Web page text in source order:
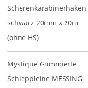
Scherenkarabinerhaken,
schwarz 20mm x 20m
(ohne HS)
Mystique Gummierte
Schleppleine MESSING